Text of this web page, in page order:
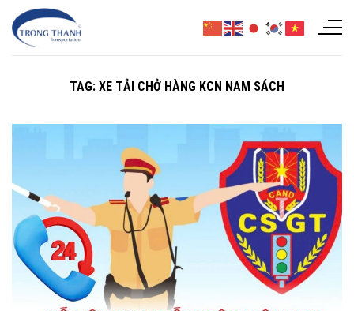
Chuyển
đến
TAG: XE TẢI CHỞ HÀNG KCN NAM SÁCH